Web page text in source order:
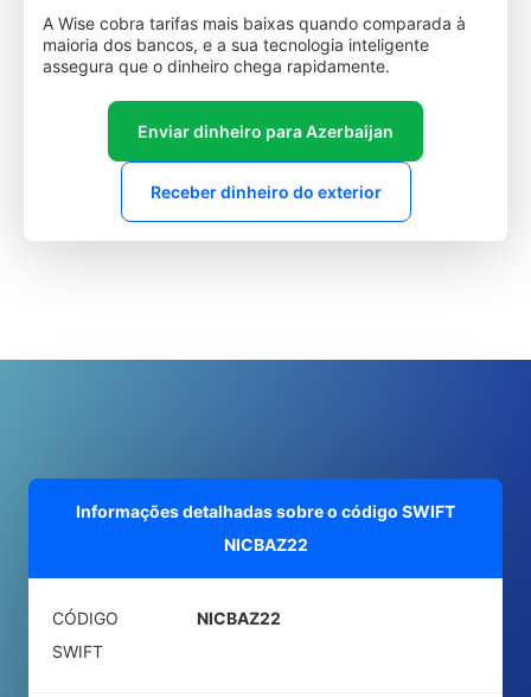
A Wise cobra tarifas mais baixas quando comparada à
maioria dos bancos, e a sua tecnologia inteligente
assegura que o dinheiro chega rapidamente.
Enviar dinheiro para Azerbaijan
Receber dinheiro do exterior
Informações detalhadas sobre o código SWIFT
NICBAZ22
CÓDIGO
SWIFT
NICBAZ22